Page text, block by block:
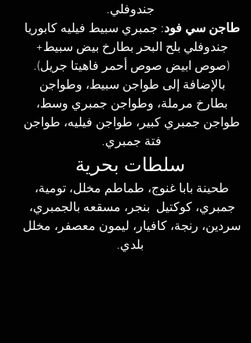
جندوفلي.
طاجن سي فود: جمبري سبيط فيليه كابوريا
جندوفلي بلح البحر بطارخ بيض سبيط+
(صوص ابيض صوص أحمر فاهيتا جريل).
بالإضافة إلى طواجن سبيط، وطواجن
بطارخ مرملة، وطواجن جمبري وسط،
طواجن جمبري كبير، طواجن فيليه، طواجن
فتة جمبري.
سلطات بحرية
طحينة بابا غنوج، طماطم مخلل، تومية،
جمبري، كوكتيل  بنجر، مسقعه بالجمبري،
سردين، رنجة، كافيار، ليمون معصفر، مخلل
بلدي.